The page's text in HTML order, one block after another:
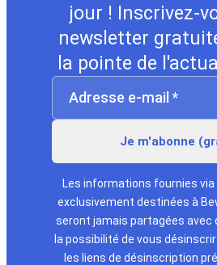
jour ! Inscrivez-
newsletter
la pointe de
Les informations fournies
exclusivement destinées à
seront jamais partagées avec
la possibilité de vous
les liens de désinscription